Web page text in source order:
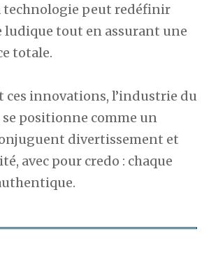
technologie peut redéfinir
ludique tout en assurant une
totale.
ces innovations, l’industrie du
positionne comme un
divertissement et
avec pour credo : chaque